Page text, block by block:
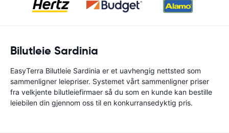
Bilutleie Sardinia
EasyTerra Bilutleie Sardinia er et uavhengig nettsted som
sammenligner leiepriser. Systemet vårt sammenligner priser
fra velkjente bilutleiefirmaer så du som en kunde kan bestille
leiebilen din gjennom oss til en konkurransedyktig pris.